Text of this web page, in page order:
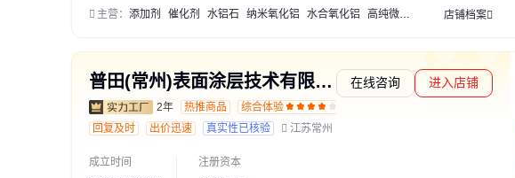
主营： 添加剂 催化剂 水铝石 纳米氧化铝 水合氧化铝 高纯微氧化铝 干燥剂 固体强酸
店铺档案
普田(常州)表面涂层技术有限公司
2年 热推商品 综合体验
在线咨询 进入店铺
回复及时 出价迅速 真实性已核验 江苏常州
成立时间 注册资本